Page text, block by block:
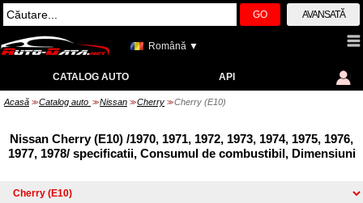
GO AVANSATĂ
Română ▼
CATALOG AUTO API
Acasă >> Catalog auto >> Nissan >> Cherry >> Cherry (E10)
Nissan Cherry (E10) /1970, 1971, 1972, 1973, 1974, 1975, 1976,
1977, 1978/ specificatii, Consumul de combustibil, Dimensiuni